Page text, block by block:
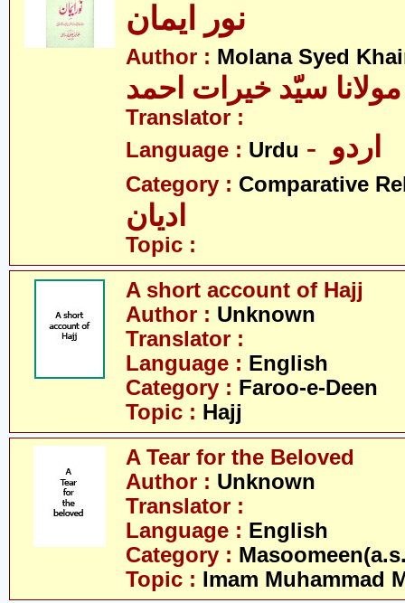
نور ایمان
Author : Molana Syed
مولانا سیّد خیرات احمد
Translator :
Language : Urdu
Category : Comparative
ادیان
Topic :
A short account of Hajj
Author : Unknown
Translator :
Language : English
Category : Faroo-e-Deen
Topic : Hajj
A Tear for the Beloved
Author : Unknown
Translator :
Language : English
Category :
Topic : Imam Muhammad